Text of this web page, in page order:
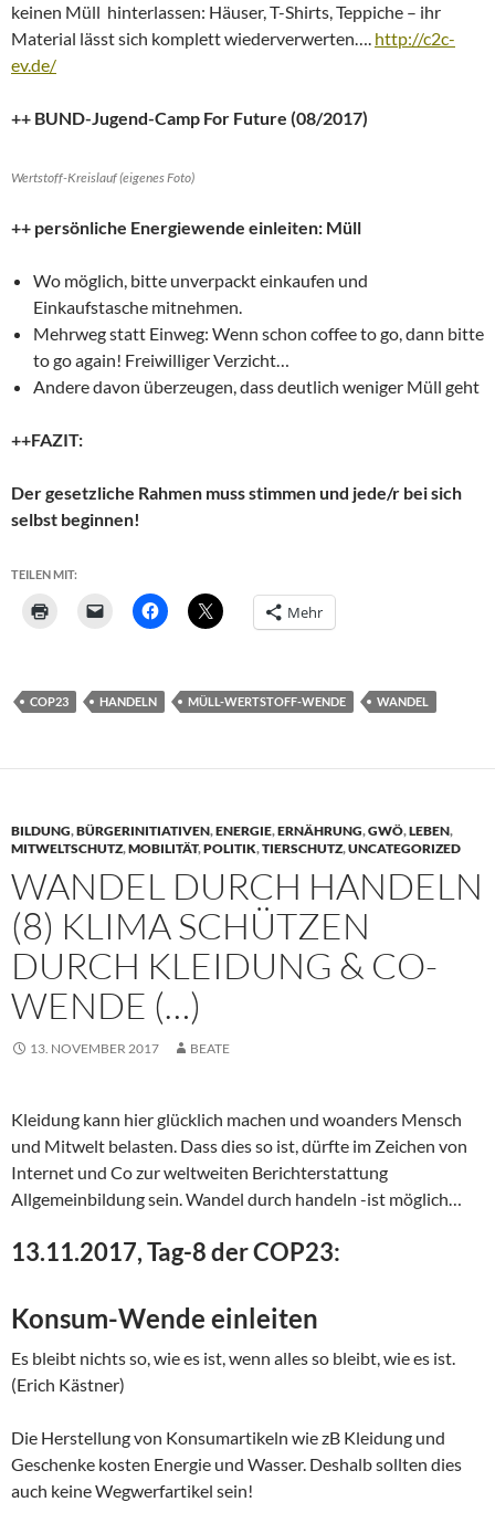
keinen Müll hinterlassen: Häuser, T-Shirts, Teppiche – ihr
Material lässt sich komplett wiederverwerten…. http://c2c-
ev.de/
++ BUND-Jugend-Camp For Future (08/2017)
Wertstoff-Kreislauf (eigenes Foto)
++ persönliche Energiewende einleiten: Müll
Wo möglich, bitte unverpackt einkaufen und
Einkaufstasche mitnehmen.
Mehrweg statt Einweg: Wenn schon coffee to go, dann bitte
to go again! Freiwilliger Verzicht…
Andere davon überzeugen, dass deutlich weniger Müll geht
++FAZIT:
Der gesetzliche Rahmen muss stimmen und jede/r bei sich
selbst beginnen!
TEILEN MIT:
Mehr
COP23 HANDELN MÜLL-WERTSTOFF-WENDE WANDEL
BILDUNG,BÜRGERINITIATIVEN,ENERGIE,ERNÄHRUNG,GWÖ,LEBEN,
MITWELTSCHUTZ,MOBILITÄT,POLITIK,TIERSCHUTZ,UNCATEGORIZED
WANDEL DURCH HANDELN
(8) KLIMA SCHÜTZEN
DURCH KLEIDUNG & CO-
WENDE (…)
13. NOVEMBER 2017 BEATE
Kleidung kann hier glücklich machen und woanders Mensch
und Mitwelt belasten. Dass dies so ist, dürfte im Zeichen von
Internet und Co zur weltweiten Berichterstattung
Allgemeinbildung sein. Wandel durch handeln -ist möglich…
13.11.2017, Tag-8 der COP23:
Konsum-Wende einleiten
Es bleibt nichts so, wie es ist, wenn alles so bleibt, wie es ist.
(Erich Kästner)
Die Herstellung von Konsumartikeln wie zB Kleidung und
Geschenke kosten Energie und Wasser. Deshalb sollten dies
auch keine Wegwerfartikel sein!